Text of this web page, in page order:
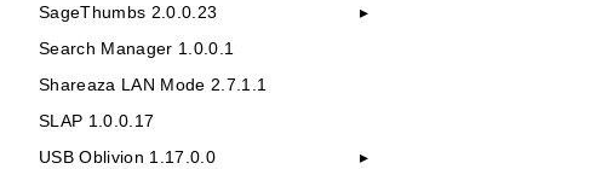
SageThumbs 2.0.0.23
Search Manager 1.0.0.1
Shareaza LAN Mode 2.7.1.1
SLAP 1.0.0.17
USB Oblivion 1.17.0.0